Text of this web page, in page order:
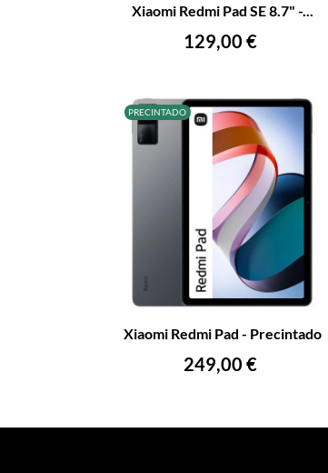
Xiaomi Redmi Pad SE 8.7" -...
Precio
129,00 €
AÑADIR AL CARRITO
PRECINTADO
Xiaomi Redmi Pad - Precintado
Precio
249,00 €
– +
AÑADIR AL CARRITO